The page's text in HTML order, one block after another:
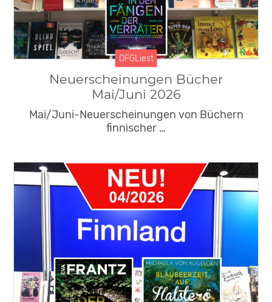
DFGLiest
Neuerscheinungen Bücher
Mai/Juni 2026
Mai/Juni-Neuerscheinungen von Büchern
finnischer …